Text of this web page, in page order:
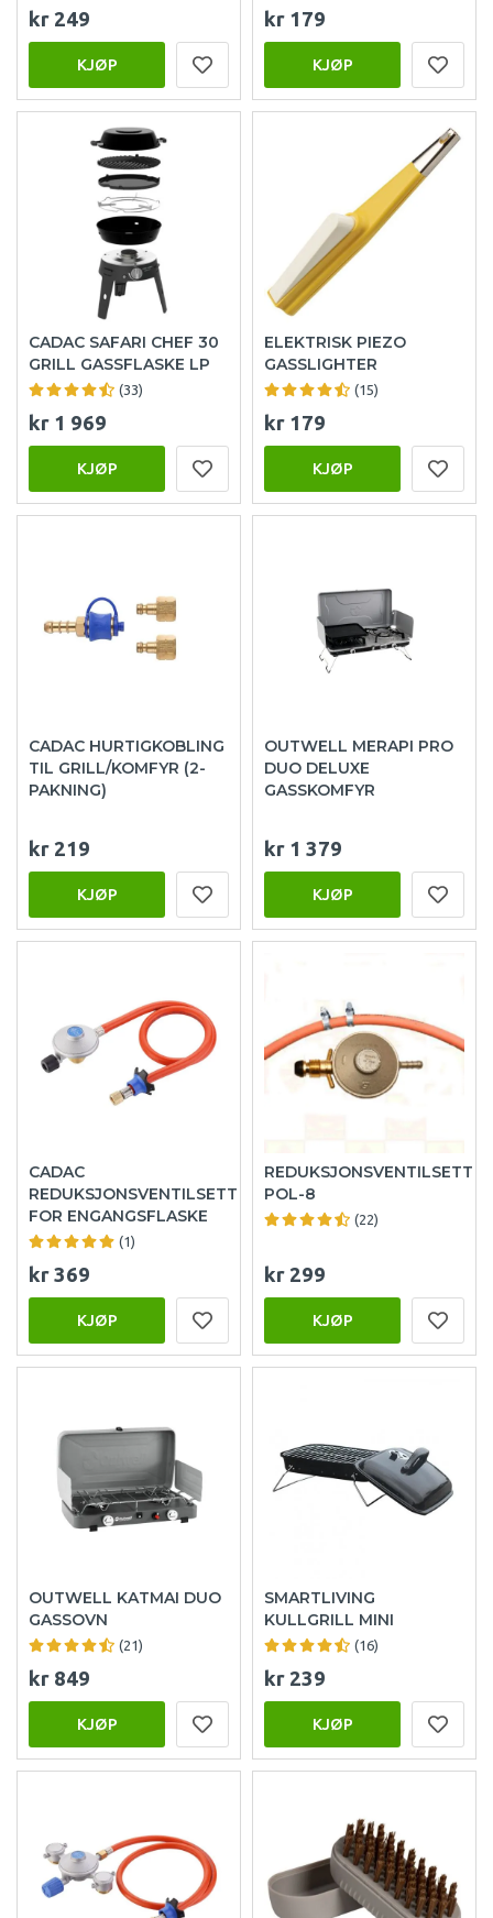
kr 249
KJØP
kr 179
KJØP
CADAC SAFARI CHEF 30
GRILL GASSFLASKE LP
(33)
kr 1 969
KJØP
ELEKTRISK PIEZO
GASSLIGHTER
(15)
kr 179
KJØP
CADAC HURTIGKOBLING
TIL GRILL/KOMFYR (2-
PAKNING)
kr 219
KJØP
OUTWELL MERAPI PRO
DUO DELUXE
GASSKOMFYR
kr 1 379
KJØP
CADAC
REDUKSJONSVENTILSETT
FOR ENGANGSFLASKE
(1)
kr 369
KJØP
REDUKSJONSVENTILSETT
POL-8
(22)
kr 299
KJØP
OUTWELL KATMAI DUO
GASSOVN
(21)
kr 849
KJØP
SMARTLIVING
KULLGRILL MINI
(16)
kr 239
KJØP